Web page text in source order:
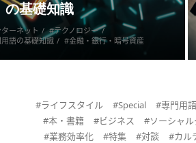
の基礎知識
ーネット
#テクノロジー
語の基礎知識
#金融・銀行・暗号資産
#ライフスタイル #Special #専門用
#本・書籍
#ビジネス #ソーシャル
#業務効率化
#特集 #対談 #カル